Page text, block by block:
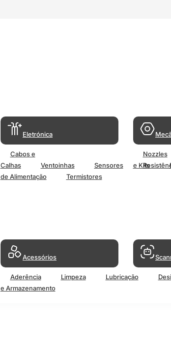
Eletrónica
Cabos e
Calhas
Ventoinhas Sensores
de Alimentação
Termistores
Nozzles
e Kits
Acessórios
Aderência Limpeza Lubricação
e Armazenamento